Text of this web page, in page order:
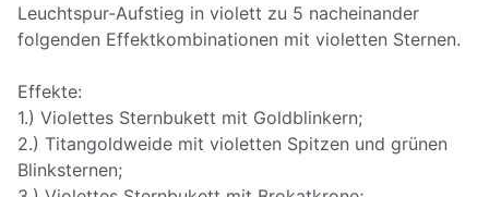
Leuchtspur-Aufstieg in violett zu 5 nacheinander
folgenden Effektkombinationen mit violetten Sternen.
Effekte:
1.) Violettes Sternbukett mit Goldblinkern;
2.) Titangoldweide mit violetten Spitzen und grünen
Blinksternen;